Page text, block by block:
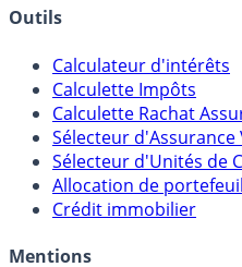
Banques & Comptes
Outils
Calculateur d'intérêts
Calculette Impôts
Calculette Rachat
Sélecteur d'Assurance
Sélecteur d'Unités de
Crédit immobilier